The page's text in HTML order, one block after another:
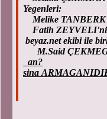
Yegenleri:
Melike TANBERK
Fatih
beyaz.net ekibi ile
M.Said
an?
sina